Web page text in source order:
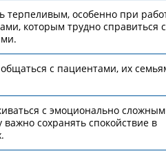
терпеливым, особенно при
которым трудно справиться с
с пациентами, их
с эмоционально
сохранять спокойствие в